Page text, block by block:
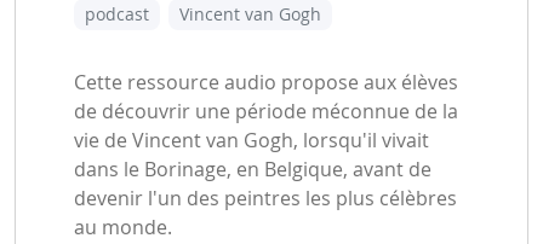
podcast
Vincent van Gogh
Cette ressource audio propose aux élèves
de découvrir une période méconnue de la
vie de Vincent van Gogh, lorsqu'il vivait
dans le Borinage, en Belgique, avant de
devenir l'un des peintres les plus célèbres
au monde.